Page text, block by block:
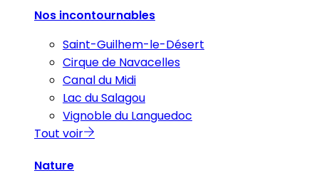
Nos incontournables
Saint-Guilhem-le-Désert
Cirque de Navacelles
Canal du Midi
Lac du Salagou
Vignoble du Languedoc
Tout voir
Nature